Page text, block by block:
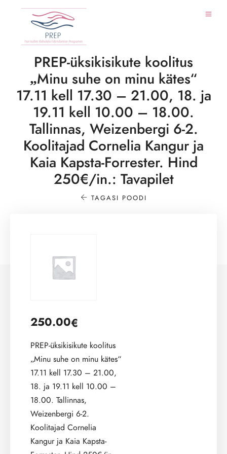
PREP-üksikisikute koolitus
„Minu suhe on minu kätes“
17.11 kell 17.30 – 21.00, 18. ja
19.11 kell 10.00 – 18.00.
Tallinnas, Weizenbergi 6-2.
Koolitajad Cornelia Kangur ja
Kaia Kapsta-Forrester. Hind
250€/in.: Tavapilet
TAGASI POODI
250.00€
PREP-üksikisikute koolitus
„Minu suhe on minu kätes“
17.11 kell 17.30 – 21.00,
18. ja 19.11 kell 10.00 –
18.00. Tallinnas,
Weizenbergi 6-2.
Koolitajad Cornelia
Kangur ja Kaia Kapsta-